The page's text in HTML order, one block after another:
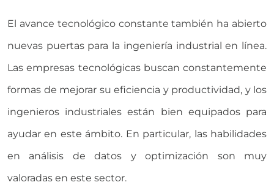
El avance tecnológico constante también ha abierto
nuevas puertas para la ingeniería industrial en línea.
Las empresas tecnológicas buscan constantemente
formas de mejorar su eficiencia y productividad, y los
ingenieros industriales están bien equipados para
ayudar en este ámbito. En particular, las habilidades
en análisis de datos y optimización son muy
valoradas en este sector.